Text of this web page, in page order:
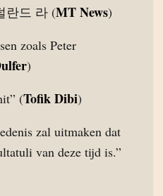
란드 라 (MT News)
zoals Peter
)
(Tofik Dibi)
zal uitmaken dat
van deze tijd is.”